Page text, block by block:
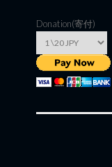
Donation(寄付)